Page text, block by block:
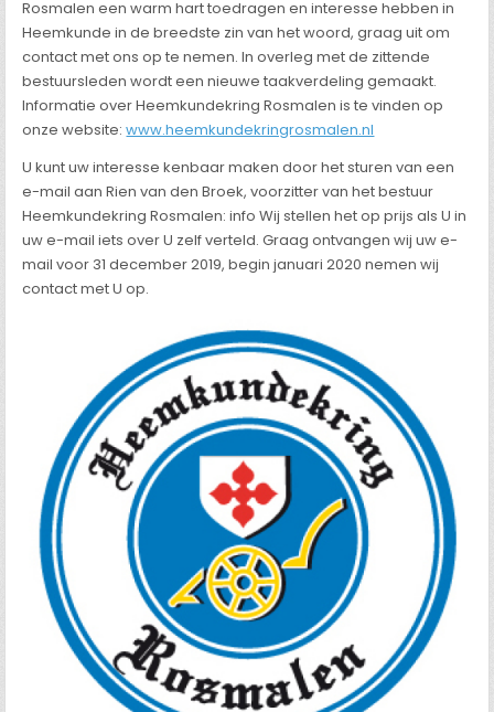
Rosmalen een warm hart toedragen en interesse hebben in
Heemkunde in de breedste zin van het woord, graag uit om
contact met ons op te nemen. In overleg met de zittende
bestuursleden wordt een nieuwe taakverdeling gemaakt.
Informatie over Heemkundekring Rosmalen is te vinden op
onze website:www.heemkundekringrosmalen.nl
U kunt uw interesse kenbaar maken door het sturen van een
e-mail aan Rien van den Broek, voorzitter van het bestuur
Heemkundekring Rosmalen: info Wij stellen het op prijs als U in
uw e-mail iets over U zelf verteld. Graag ontvangen wij uw e-
mail voor 31 december 2019, begin januari 2020 nemen wij
contact met U op.